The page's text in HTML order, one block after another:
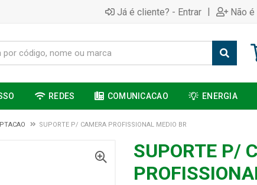
Já é cliente? - Entrar | Não
REDES COMUNICACAO ENERGIA
SUPORTE P/ CAMERA PROFISSIONAL MEDIO BR
SUPORTE P/